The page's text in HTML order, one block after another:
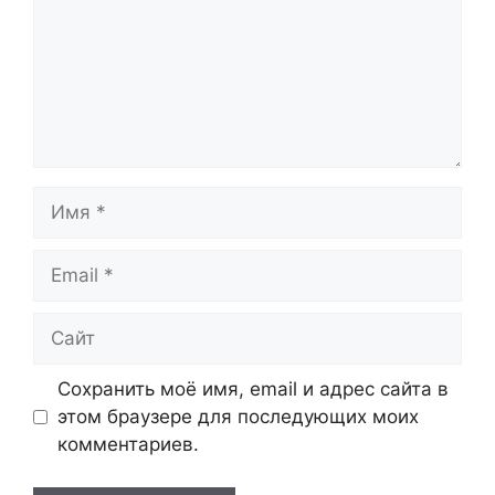
Имя
Email
Сайт
Сохранить моё имя, email и адрес сайта в
этом браузере для последующих моих
комментариев.